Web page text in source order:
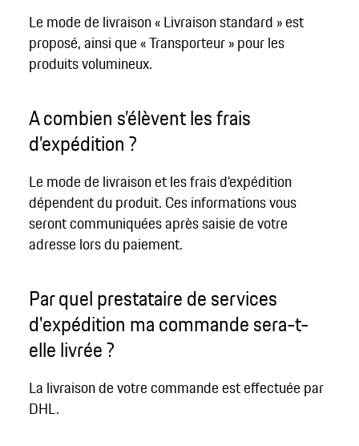
Le mode de livraison « Livraison standard » est
proposé, ainsi que « Transporteur » pour les
produits volumineux.
A combien s’élèvent les frais
d’expédition ?
Le mode de livraison et les frais d’expédition
dépendent du produit. Ces informations vous
seront communiquées après saisie de votre
adresse lors du paiement.
Par quel prestataire de services
d'expédition ma commande sera-t-
elle livrée ?
La livraison de votre commande est effectuée par
DHL.